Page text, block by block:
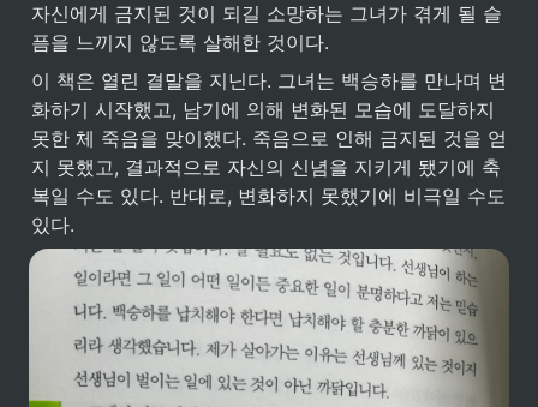
자신에게 금지된 것이 되길 소망하는 그녀가 겪게 될 슬
픔을 느끼지 않도록 살해한 것이다.
이 책은 열린 결말을 지닌다. 그녀는 백승하를 만나며 변
화하기 시작했고, 남기에 의해 변화된 모습에 도달하지
못한 체 죽음을 맞이했다. 죽음으로 인해 금지된 것을 얻
지 못했고, 결과적으로 자신의 신념을 지키게 됐기에 축
복일 수도 있다. 반대로, 변화하지 못했기에 비극일 수도
있다.